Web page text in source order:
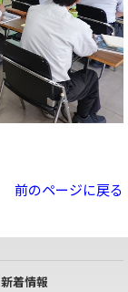
前のページに戻る
新着情報